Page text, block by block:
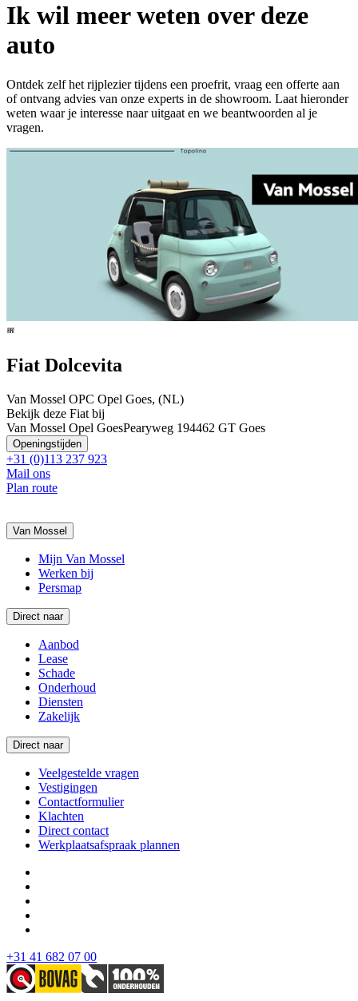
Ik wil meer weten over deze
auto
Ontdek zelf het rijplezier tijdens een proefrit, vraag een offerte aan
of ontvang advies van onze experts in de showroom. Laat hieronder
weten waar je interesse naar uitgaat en we beantwoorden al je
vragen.
Fiat Dolcevita
Van Mossel OPC Opel Goes, (NL)
Bekijk deze Fiat bij
Van Mossel Opel GoesPearyweg 194462 GT Goes
Openingstijden
+31 (0)113 237 923
Mail ons
Plan route
Van Mossel
Mijn Van Mossel
Werken bij
Persmap
Direct naar
Aanbod
Lease
Schade
Onderhoud
Diensten
Zakelijk
Direct naar
Veelgestelde vragen
Vestigingen
Contactformulier
Klachten
Direct contact
Werkplaatsafspraak plannen
+31 41 682 07 00